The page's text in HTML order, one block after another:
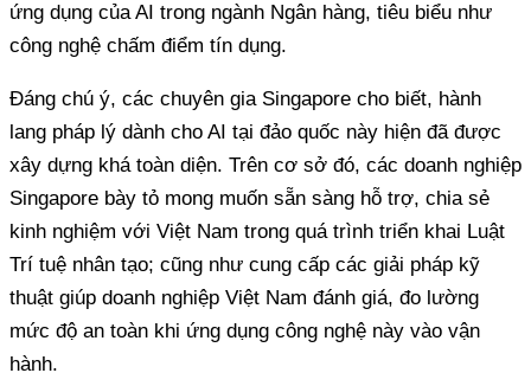
ứng dụng của AI trong ngành Ngân hàng, tiêu biểu như
công nghệ chấm điểm tín dụng.
Đáng chú ý, các chuyên gia Singapore cho biết, hành
lang pháp lý dành cho AI tại đảo quốc này hiện đã được
xây dựng khá toàn diện. Trên cơ sở đó, các doanh nghiệp
Singapore bày tỏ mong muốn sẵn sàng hỗ trợ, chia sẻ
kinh nghiệm với Việt Nam trong quá trình triển khai Luật
Trí tuệ nhân tạo; cũng như cung cấp các giải pháp kỹ
thuật giúp doanh nghiệp Việt Nam đánh giá, đo lường
mức độ an toàn khi ứng dụng công nghệ này vào vận
hành.